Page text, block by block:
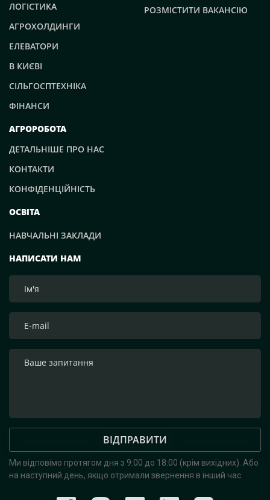
НАПИСАТИ НАМ
ВІДПРАВИТИ
Ми відповімо протягом дня з 9:00 до 18:00 (крім вихідних). Або
на наступний день, якщо отримали звернення в інший час.
ЛОГІСТИКА
АГРОХОЛДИНГИ
ЕЛЕВАТОРИ
В КИЄВІ
СІЛЬГОСПТЕХНІКА
ФІНАНСИ
РОЗМІСТИТИ ВАКАНСІЮ
АГРОРОБОТА
ДЕТАЛЬНІШЕ ПРО НАС
КОНТАКТИ
КОНФІДЕНЦІЙНІСТЬ
ОСВІТА
НАВЧАЛЬНІ ЗАКЛАДИ